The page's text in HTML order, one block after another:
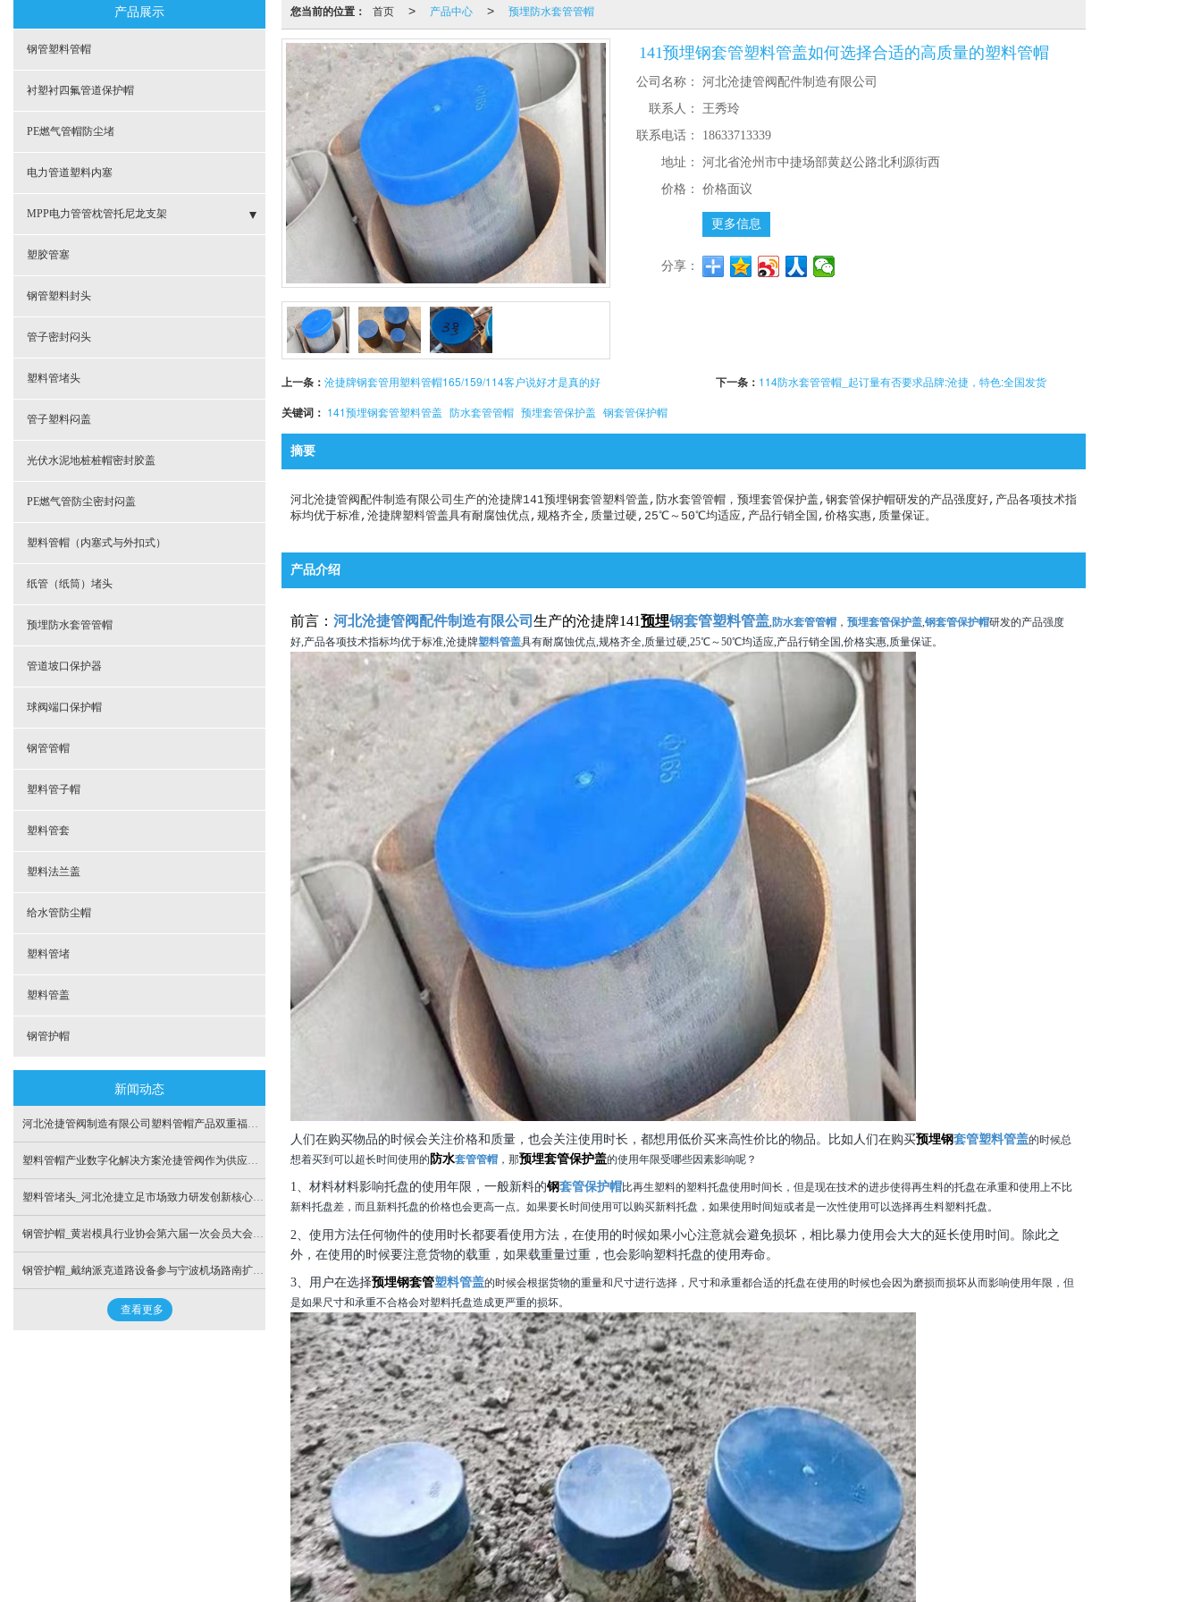
您当前的位置： 首页 > 产品中心 > 预埋防水套管管帽
141预埋钢套管塑料管盖如何选择合适的高质量的塑料管帽
公司名称：
河北沧捷管阀配件制造有限公司
联系人：
王秀玲
联系电话：
18633713339
地址：
河北省沧州市中捷场部黄赵公路北利源街西
价格：
价格面议
更多信息
分享：
上一条： 沧捷牌钢套管用塑料管帽165/159/114客户说好才是真的好 下一条： 114防水套管管帽_起订量有否要求品牌:沧捷，特色:全国发货
关键词： 141预埋钢套管塑料管盖 防水套管管帽 预埋套管保护盖 钢套管保护帽
摘要
河北沧捷管阀配件制造有限公司生产的沧捷牌141预埋钢套管塑料管盖,防水套管管帽，预埋套管保护盖,钢套管保护帽研发的产品强度好,产品各项技术指
标均优于标准,沧捷牌塑料管盖具有耐腐蚀优点,规格齐全,质量过硬,25℃～50℃均适应,产品行销全国,价格实惠,质量保证。
产品介绍
前言： 河北沧捷管阀配件制造有限公司 生产的沧捷牌141预埋钢套管塑料管盖, 防水套管管帽 ， 预埋套管保护盖,钢套管保护帽研发的产品强度
好,产品各项技术指标均优于标准,沧捷牌塑料管盖具有耐腐蚀优点,规格齐全,质量过硬,25℃～50℃均适应,产品行销全国,价格实惠,质量保证。
人们在购买物品的时候会关注价格和质量，也会关注使用时长，都想用低价买来高性价比的物品。比如人们在购买预埋钢套管塑料管盖的时候总
想着买到可以超长时间使用的 防水套管管帽 ，那预埋套管保护盖的使用年限受哪些因素影响呢？
1、 材料材料影响托盘的使用年限，一般新料的钢套管保护帽比再生塑料的塑料托盘使用时间长，但是现在技术的进步使得再生料的托盘在承重和使用上不比
新料托盘差，而且新料托盘的价格也会更高一点。如果要长时间使用可以购买新料托盘，如果使用时间短或者是一次性使用可以选择再生料塑料托盘。
2、 使用方法任何物件的使用时长都要看使用方法，在使用的时候如果小心注意就会避免损坏，相比暴力使用会大大的延长使用时间。除此之
外，在使用的时候要注意货物的载重，如果载重量过重，也会影响塑料托盘的使用寿命。
3、 用户在选择预埋钢套管塑料管盖的时候会根据货物的重量和尺寸进行选择，尺寸和承重都合适的托盘在使用的时候也会因为磨损而损坏从而影响使用年限，但
是如果尺寸和承重不合格会对塑料托盘造成更严重的损坏。
产品展示
钢管塑料管帽
衬塑衬四氟管道保护帽
PE燃气管帽防尘堵
电力管道塑料内塞
MPP电力管管枕管托尼龙支架
- MPP电力管管枕规格型号
- CPVC电力管塑料管枕
- 电缆保护管支撑管枕
- 电缆套管管枕支架
- 电缆排管塑料托架
- 电缆管道分隔托架
- 电力管道尼龙管托
塑胶管塞
钢管塑料封头
管子密封闷头
塑料管堵头
管子塑料闷盖
光伏水泥地桩桩帽密封胶盖
PE燃气管防尘密封闷盖
塑料管帽（内塞式与外扣式）
纸管（纸筒）堵头
预埋防水套管管帽
管道坡口保护器
球阀端口保护帽
钢管管帽
塑料管子帽
塑料管套
塑料法兰盖
给水管防尘帽
塑料管堵
塑料管盖
钢管护帽
新闻动态
河北沧捷管阀制造有限公司塑料管帽产品双重福利回馈客户
塑料管帽产业数字化解决方案沧捷管阀作为供应链深受推崇
塑料管堵头_河北沧捷立足市场致力研发创新核心产品
钢管护帽_黄岩模具行业协会第六届一次会员大会召开
钢管护帽_戴纳派克道路设备参与宁波机场路南扩建项目建设
查看更多